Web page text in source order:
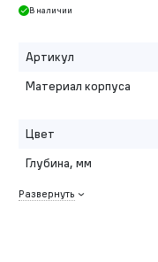
В наличии
Артикул
Материал корпуса
Цвет
Глубина, мм
Развернуть